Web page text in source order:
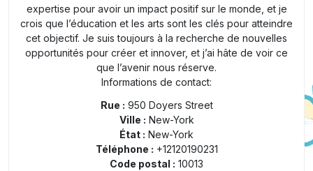
expertise pour avoir un impact positif sur le monde, et je
crois que l’éducation et les arts sont les clés pour atteindre
cet objectif. Je suis toujours à la recherche de nouvelles
opportunités pour créer et innover, et j’ai hâte de voir ce
que l’avenir nous réserve.
Informations de contact:
Rue : 950 Doyers Street
Ville : New-York
État : New-York
Téléphone : +12120190231
Code postal : 10013